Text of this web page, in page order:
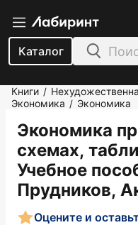
Каталог
Книги /
Экономика / Экономика
Экономика
схемах,
Учебное
Прудников,
Оцените и